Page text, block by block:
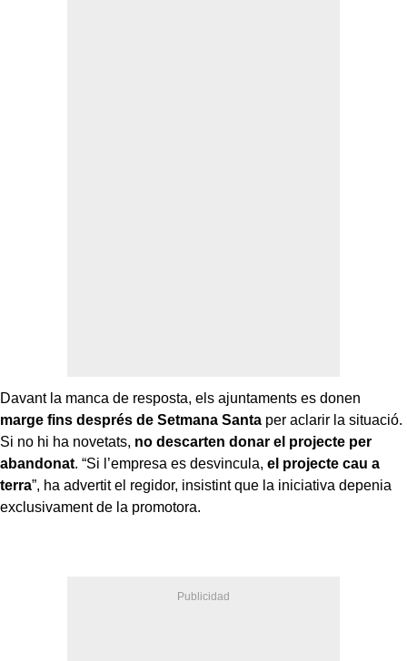
Davant la manca de resposta, els ajuntaments es donen
marge fins després de Setmana Santa per aclarir la situació.
Si no hi ha novetats, no descarten donar el projecte per
abandonat. “Si l’empresa es desvincula, el projecte cau a
terra”, ha advertit el regidor, insistint que la iniciativa depenia
exclusivament de la promotora.